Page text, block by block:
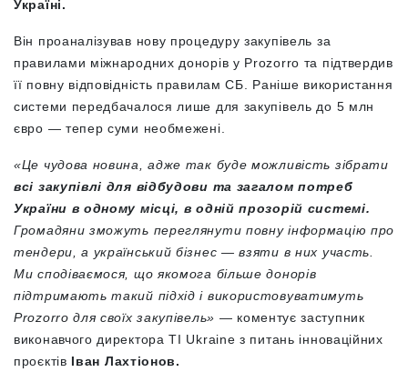
Україні.
Він проаналізував нову процедуру закупівель за
правилами міжнародних донорів у Prozorro та підтвердив
її повну відповідність правилам СБ. Раніше використання
системи передбачалося лише для закупівель до 5 млн
євро — тепер суми необмежені.
«Це чудова новина, адже так буде можливість зібрати
всі закупівлі для відбудови та загалом потреб
України в одному місці, в одній прозорій системі.
Громадяни зможуть переглянути повну інформацію про
тендери, а український бізнес — взяти в них участь.
Ми сподіваємося, що якомога більше донорів
підтримають такий підхід і використовуватимуть
Prozorro для своїх закупівель» — коментує заступник
виконавчого директора TI Ukraine з питань інноваційних
проєктів Іван Лахтіонов.